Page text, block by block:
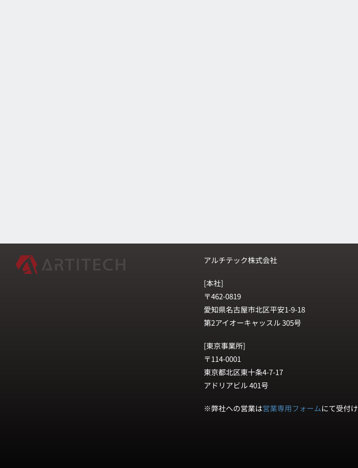
アルチテック株式会社
[本社]
〒462-0819
愛知県名古屋市北区平安1-9-18
第2アイオーキャッスル 305号
[東京事業所]
〒114-0001
東京都北区東十条4-7-17
アドリアビル 401号
※弊社への営業は営業専用フォームにて受付